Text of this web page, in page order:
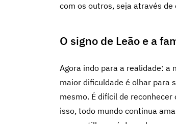
com os outros, seja através
O signo de Leão e a
Agora indo para a realidade: a
maior dificuldade é olhar para
mesmo. É difícil de
isso, todo mundo continua